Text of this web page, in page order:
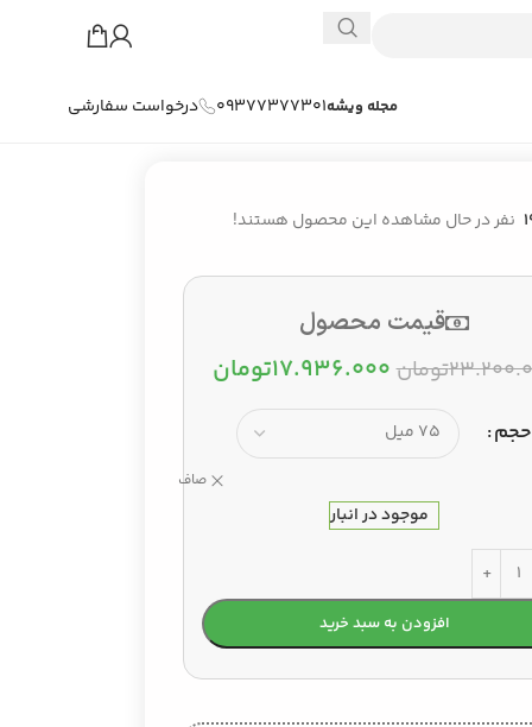
مجله ویشه09377377301
درخواست سفارشی
نفر در حال مشاهده این محصول هستند!
قیمت محصول
تومان۱۷.۹۳۶.۰۰۰تومان
حجم
صاف
موجود در انبار
افزودن به سبد خرید